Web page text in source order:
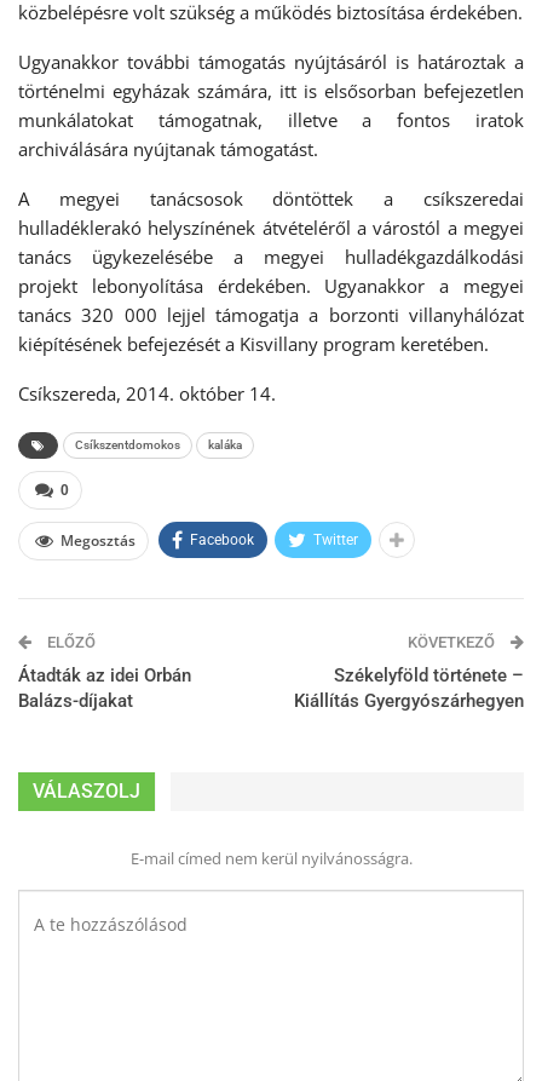
közbelépésre volt szükség a működés biztosítása érdekében.
Ugyanakkor további támogatás nyújtásáról is határoztak a
történelmi egyházak számára, itt is elsősorban befejezetlen
munkálatokat támogatnak, illetve a fontos iratok
archiválására nyújtanak támogatást.
A megyei tanácsosok döntöttek a csíkszeredai
hulladéklerakó helyszínének átvételéről a várostól a megyei
tanács ügykezelésébe a megyei hulladékgazdálkodási
projekt lebonyolítása érdekében. Ugyanakkor a megyei
tanács 320 000 lejjel támogatja a borzonti villanyhálózat
kiépítésének befejezését a Kisvillany program keretében.
Csíkszereda, 2014. október 14.
Csíkszentdomokos kaláka
0
Megosztás Facebook Twitter
ELŐZŐ
Átadták az idei Orbán
Balázs-díjakat
KÖVETKEZŐ
Székelyföld története –
Kiállítás Gyergyószárhegyen
VÁLASZOLJ
E-mail címed nem kerül nyilvánosságra.